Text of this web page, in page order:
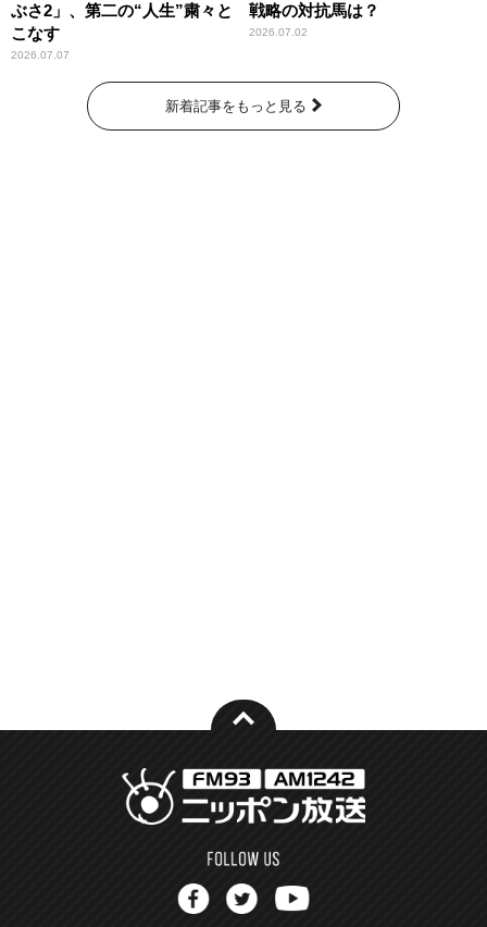
ぶさ2」、第二の“人生”粛々と
こなす
2026.07.07
戦略の対抗馬は？
2026.07.02
新着記事をもっと見る